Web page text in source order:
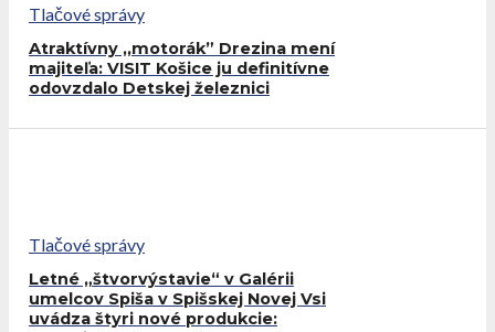
Tlačové správy
Atraktívny ,,motorák” Drezina mení
majiteľa: VISIT Košice ju definitívne
odovzdalo Detskej železnici
Tlačové správy
Letné „štvorvýstavie“ v Galérii
umelcov Spiša v Spišskej Novej Vsi
uvádza štyri nové produkcie: